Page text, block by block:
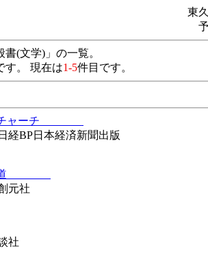
東
(文学)」の一覧。
す。 現在は1-5件目です。
ガチャーチ
BP日本経済新聞出版
り道
元社
社